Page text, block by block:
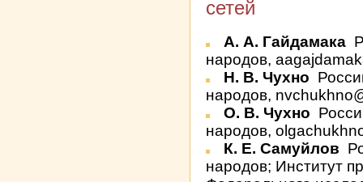
сетей
А. А. Гайдамака
народов,
Н. В. Чухно
народов,
О. В. Чухно
народов,
К. Е. Самуйлов
народов; Институт